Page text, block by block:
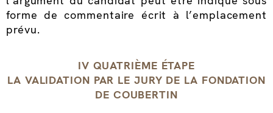
forme de commentaire écrit à l’emplacement
prévu.
IV QUATRIÈME ÉTAPE
LA VALIDATION PAR LE JURY DE LA FONDATION
DE COUBERTIN